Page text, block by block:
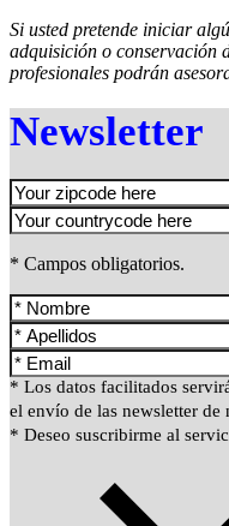
Si usted pretende iniciar
adquisición o conservación
profesionales podrán
Newsletter
* Campos obligatorios.
* Los datos facilitados
el envío de las newsletter de
* Deseo suscribirme al